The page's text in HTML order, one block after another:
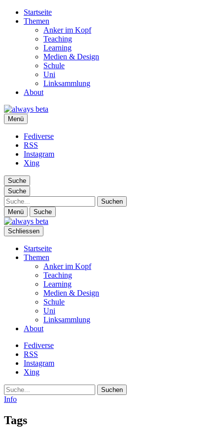
Startseite
Themen
Anker im Kopf
Teaching
Learning
Medien & Design
Schule
Uni
Linksammlung
About
always beta
Ralf Appelt
Menü
Fediverse
RSS
Instagram
Xing
Suche
Suche
Suche
Menü Suche
Schliessen
Startseite
Themen
Anker im Kopf
Teaching
Learning
Medien & Design
Schule
Uni
Linksammlung
About
Fediverse
RSS
Instagram
Xing
Suche
Info
Tags